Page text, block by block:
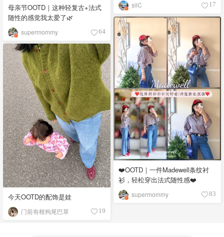
silC 17
母亲节OOTD｜这种轻复古+法式
随性的感觉我太爱了🌿
supermommy 64
❤️OOTD｜一件Madewell条纹衬
衫，轻松穿出法式随性感❤️
supermommy 83
今天OOTD的配饰是娃
门前有根狗尾巴草 19